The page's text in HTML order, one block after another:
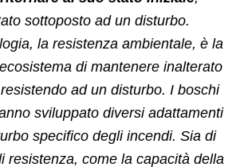
sottoposto ad un disturbo.
la resistenza ambientale, è la
di mantenere inalterato
ad un disturbo. I boschi
sviluppato diversi adattamenti
specifico degli incendi. Sia di
resistenza, come la capacità della